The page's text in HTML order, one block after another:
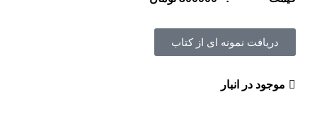
دریافت نمونه ای از کتاب
موجود در انبار